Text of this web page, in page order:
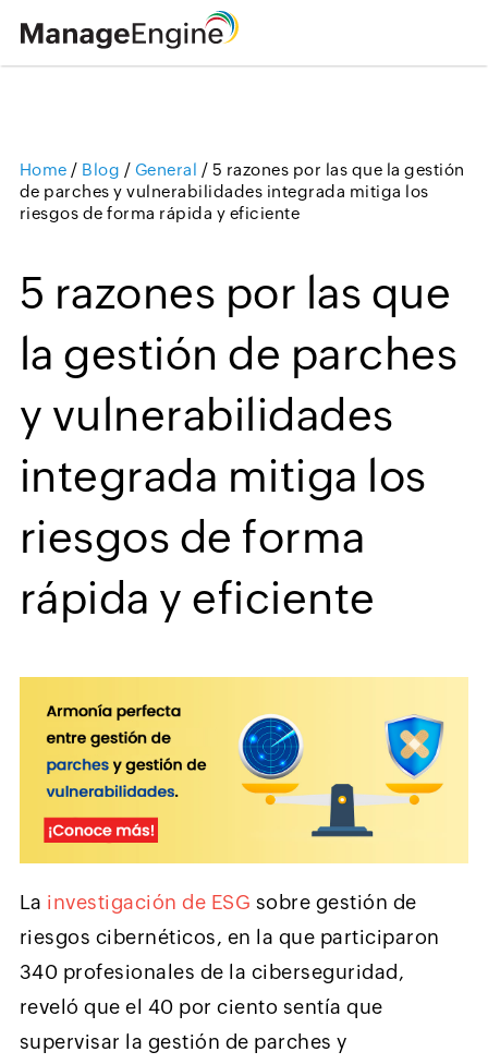
Home / Blog / General / 5 razones por las que la gestión
de parches y vulnerabilidades integrada mitiga los
riesgos de forma rápida y eficiente
5 razones por las que
la gestión de parches
y vulnerabilidades
integrada mitiga los
riesgos de forma
rápida y eficiente
La investigación de ESG sobre gestión de
riesgos cibernéticos, en la que participaron
340 profesionales de la ciberseguridad,
reveló que el 40 por ciento sentía que
supervisar la gestión de parches y
Loading ...